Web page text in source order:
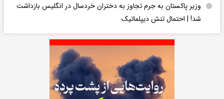
وزیر پاکستان به جرم تجاوز به دختران خردسال در انگلیس بازداشت
شد! | احتمال تنش دیپلماتیک